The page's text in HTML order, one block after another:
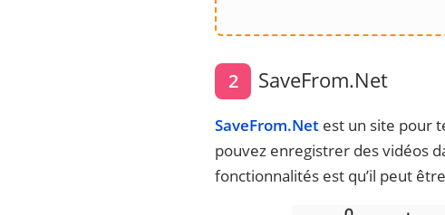
2 SaveFrom.Net
SaveFrom.Net est un site pour
pouvez enregistrer des vidéos
fonctionnalités est qu’il peut